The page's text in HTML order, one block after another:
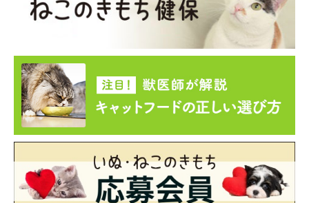
猫は下腹部に皮下脂肪がたまりやすいのですが、メスのほうがそ
下腹部に子宮などの生殖器があるため、
それを守るために脂肪が厚くなっているのです。